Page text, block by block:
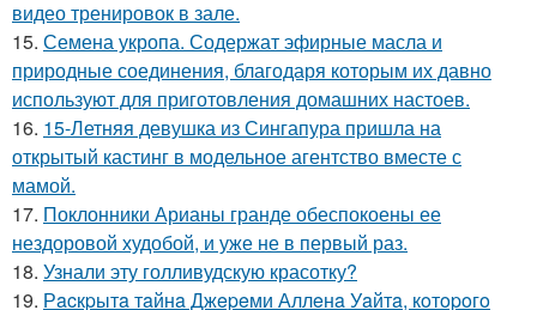
видео тренировок в зале.
15. Семена укропа. Содержат эфирные масла и
природные соединения, благодаря которым их давно
используют для приготовления домашних настоев.
16. 15-Летняя девушка из Сингапура пришла на
открытый кастинг в модельное агентство вместе с
мамой.
17. Поклонники Арианы гранде обеспокоены ее
нездоровой худобой, и уже не в первый раз.
18. Узнали эту голливудскую красотку?
19. Рacкpытa тaйнa Джepeми Аллeнa Уaйтa, кoтopoгo